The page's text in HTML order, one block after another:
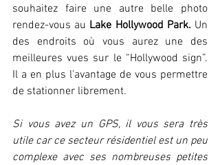
souhaitez faire une autre belle photo
rendez-vous au Lake Hollywood Park. Un
des endroits où vous aurez une des
meilleures vues sur le “Hollywood sign”.
Il a en plus l'avantage de vous permettre
de stationner librement.
Si vous avez un GPS, il vous sera très
utile car ce secteur résidentiel est un peu
complexe avec ses nombreuses petites